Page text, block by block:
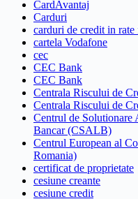
CardAvantaj
Carduri
carduri de credit in rate
cartela Vodafone
cec
CEC Bank
CEC Bank
Centrala Riscului de
Centrala Riscului de
Centrul de
Bancar (CSALB)
Centrul European al
Romania)
certificat de proprietate
cesiune creante
cesiune credit